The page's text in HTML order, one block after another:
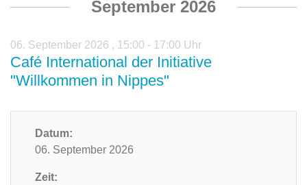
September 2026
06. September 2026 , 15:00 - 17:00 Uhr
Café International der Initiative
"Willkommen in Nippes"
Datum:
06. September 2026
Zeit: